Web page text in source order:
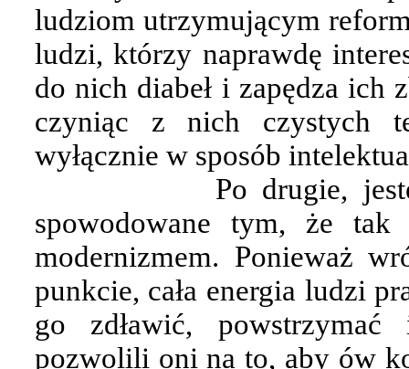
ludziom utrzymującym
ludzi, którzy naprawdę
do nich diabeł i zapędza ich
czyniąc z nich czystych
wyłącznie w sposób
Po drugie,
spowodowane tym, że
modernizmem. Ponieważ
punkcie, cała energia ludzi
go zdławić,
pozwolili oni na to, aby ów